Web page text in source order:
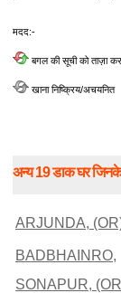
मदद:-
बगल की सूची को ताज़ा
खाना निष्क्रिय/अचयनित
अन्य 19 डाक घर
ARJUNDA,
BADBHAINRO,
SONAPUR,